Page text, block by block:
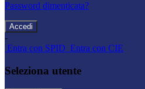
Password dimenticata?
-
Entra con SPID Entra con CIE
Seleziona utente